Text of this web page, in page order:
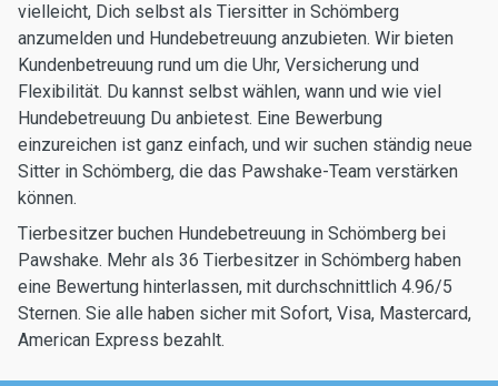
vielleicht, Dich selbst als Tiersitter in Schömberg
anzumelden und Hundebetreuung anzubieten. Wir bieten
Kundenbetreuung rund um die Uhr, Versicherung und
Flexibilität. Du kannst selbst wählen, wann und wie viel
Hundebetreuung Du anbietest. Eine Bewerbung
einzureichen ist ganz einfach, und wir suchen ständig neue
Sitter in Schömberg, die das Pawshake-Team verstärken
können.
Tierbesitzer buchen Hundebetreuung in Schömberg bei
Pawshake. Mehr als 36 Tierbesitzer in Schömberg haben
eine Bewertung hinterlassen, mit durchschnittlich 4.96/5
Sternen. Sie alle haben sicher mit Sofort, Visa, Mastercard,
American Express bezahlt.